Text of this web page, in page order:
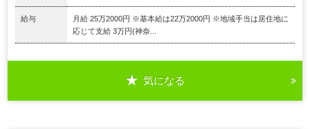
給与
月給 25万2000円 ※基本給は22万2000円 ※地域手当は居住地に
応じて支給 3万円(神奈...
気になる